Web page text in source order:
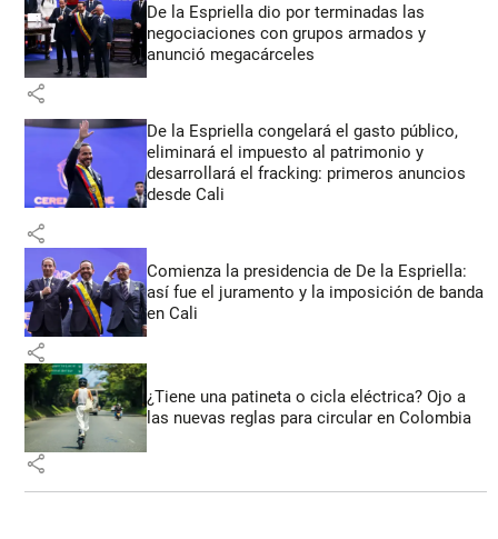
De la Espriella dio por terminadas las
negociaciones con grupos armados y
anunció megacárceles
share
De la Espriella congelará el gasto público,
eliminará el impuesto al patrimonio y
desarrollará el fracking: primeros anuncios
desde Cali
share
Comienza la presidencia de De la Espriella:
así fue el juramento y la imposición de banda
en Cali
share
¿Tiene una patineta o cicla eléctrica? Ojo a
las nuevas reglas para circular en Colombia
share